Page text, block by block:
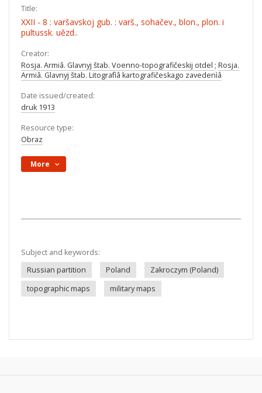
Title:
XXII - 8 : varšavskoj gub. : varš., sohačev., blon., plon. i
pultussk. uězd..
Creator:
Rosja. Armiâ. Glavnyj štab. Voenno-topografičeskij otdel ; Rosja.
Armiâ. Glavnyj štab. Litografìâ kartografičeskago zavedenìâ
Date issued/created:
druk 1913
Resource type:
Obraz
More
Subject and keywords:
Russian partition
Poland
Zakroczym (Poland)
topographic maps
military maps